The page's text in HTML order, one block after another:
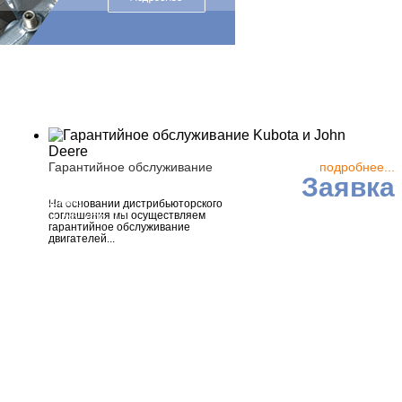
Гарантийное обслуживание
На основании дистрибьюторского
соглашения мы осуществляем
гарантийное обслуживание
двигателей...
подробнее...
Заявка
г. Москва,
д. 56, стр. 10
223-25-48